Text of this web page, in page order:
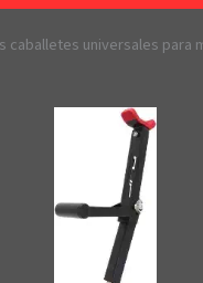
caballetes universales para